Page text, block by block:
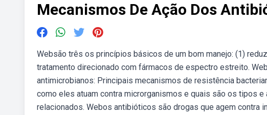
Mecanismos De Ação Dos
Websão três os princípios básicos de um bom manejo: (1)
tratamento direcionado com fármacos de espectro estreito.
antimicrobianos: Principais mecanismos de resistência
como eles atuam contra microrganismos e quais são os tipos
relacionados. Webos antibióticos são drogas que agem